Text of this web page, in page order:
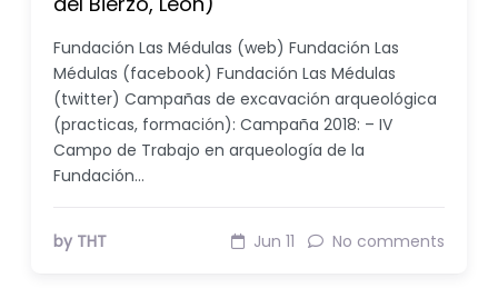
Fundación Las Médulas (web) Fundación Las
Médulas (facebook) Fundación Las Médulas
(twitter) Campañas de excavación arqueológica
(practicas, formación): Campaña 2018: – IV
Campo de Trabajo en arqueología de la
Fundación…
by THT Jun 11 No comments